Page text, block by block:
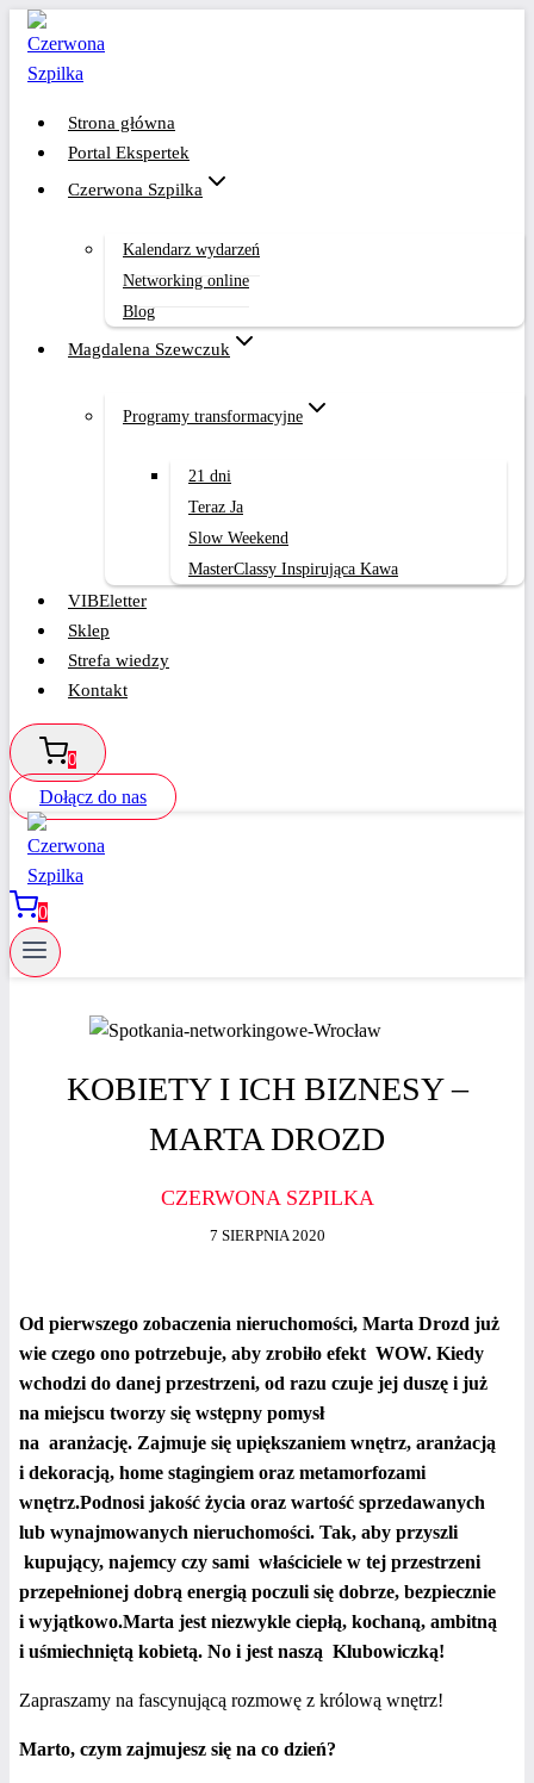
Przejdź
treści
Strona główna
Portal Ekspertek
Czerwona Szpilka
Kalendarz wydarzeń
Networking online
Blog
Magdalena Szewczuk
Programy transformacyjne
21 dni
Teraz Ja
Slow Weekend
MasterClassy Inspirująca Kawa
VIBEletter
Sklep
Strefa wiedzy
Kontakt
0
Dołącz do nas
0
KOBIETY I ICH BIZNESY –
MARTA DROZD
CZERWONA SZPILKA
7 SIERPNIA 2020
Od pierwszego zobaczenia nieruchomości, Marta Drozd już
wie czego ono potrzebuje, aby zrobiło efekt WOW. Kiedy
wchodzi do danej przestrzeni, od razu czuje jej duszę i już
na miejscu tworzy się wstępny pomysł
na aranżację. Zajmuje się upiększaniem wnętrz, aranżacją
i dekoracją, home stagingiem oraz metamorfozami
wnętrz.Podnosi jakość życia oraz wartość sprzedawanych
lub wynajmowanych nieruchomości. Tak, aby przyszli
kupujący, najemcy czy sami właściciele w tej przestrzeni
przepełnionej dobrą energią poczuli się dobrze, bezpiecznie
i wyjątkowo.Marta jest niezwykle ciepłą, kochaną, ambitną
i uśmiechniętą kobietą. No i jest naszą Klubowiczką!
Zapraszamy na fascynującą rozmowę z królową wnętrz!
Marto, czym zajmujesz się na co dzień?